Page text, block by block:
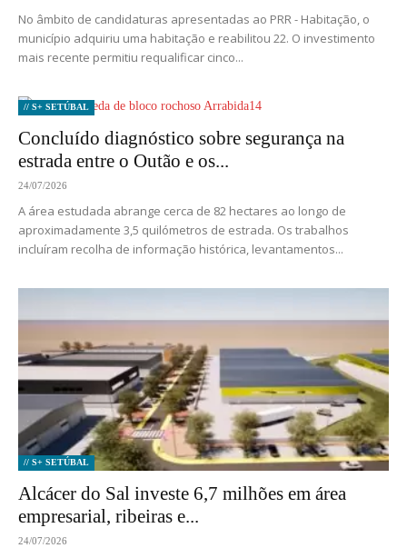
No âmbito de candidaturas apresentadas ao PRR - Habitação, o
município adquiriu uma habitação e reabilitou 22. O investimento
mais recente permitiu requalificar cinco...
// S+ SETÚBAL
Concluído diagnóstico sobre segurança na
estrada entre o Outão e os...
24/07/2026
A área estudada abrange cerca de 82 hectares ao longo de
aproximadamente 3,5 quilómetros de estrada. Os trabalhos
incluíram recolha de informação histórica, levantamentos...
// S+ SETÚBAL
Alcácer do Sal investe 6,7 milhões em área
empresarial, ribeiras e...
24/07/2026